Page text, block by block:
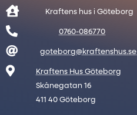
 Kraftens hus i Göteborg
 0760-086770
 goteborg@kraftenshus.se

Kraftens Hus Göteborg
Skånegatan 16
411 40 Göteborg